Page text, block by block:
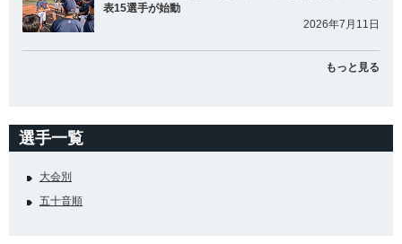
表15選手が始動
2026年7月11日
もっと見る
選手一覧
大会別
五十音順